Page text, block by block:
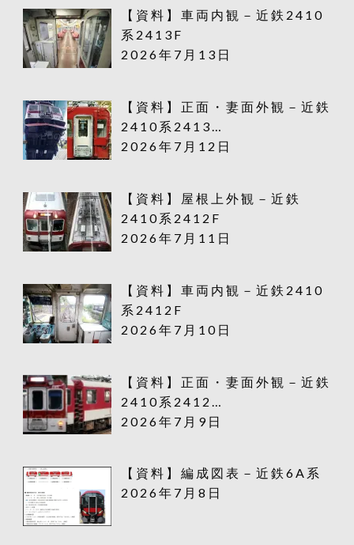
【資料】車両内観－近鉄2410
系2413F
2026年7月13日
【資料】正面・妻面外観－近鉄
2410系2413…
2026年7月12日
【資料】屋根上外観－近鉄
2410系2412F
2026年7月11日
【資料】車両内観－近鉄2410
系2412F
2026年7月10日
【資料】正面・妻面外観－近鉄
2410系2412…
2026年7月9日
【資料】編成図表－近鉄6A系
2026年7月8日